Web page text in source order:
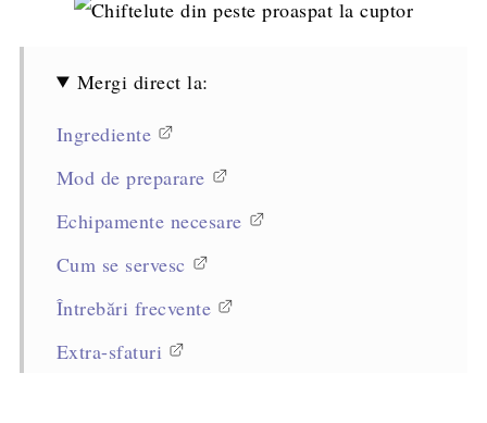
Mergi direct la:
Ingrediente
Mod de preparare
Echipamente necesare
Cum se servesc
Întrebări frecvente
Extra-sfaturi